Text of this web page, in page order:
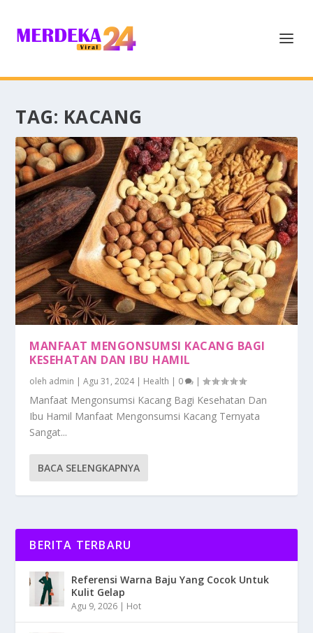
TAG: KACANG
MANFAAT MENGONSUMSI KACANG BAGI
KESEHATAN DAN IBU HAMIL
oleh admin |Agu 31, 2024| Health | 0 |
Manfaat Mengonsumsi Kacang Bagi Kesehatan Dan
Ibu Hamil Manfaat Mengonsumsi Kacang Ternyata
Sangat...
BACA SELENGKAPNYA
BERITA TERBARU
Referensi Warna Baju Yang Cocok Untuk
Kulit Gelap
Agu 9, 2026 | Hot